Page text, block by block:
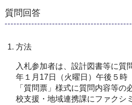
質問回答
方法
⼊札参加者は、設計図書等に質
年１⽉17⽇（⽕曜⽇）午後５時
「質問票」様式に質問内容等の
校⽀援・地域連携課にファクシ